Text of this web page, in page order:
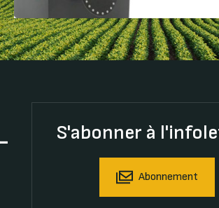
S'abonner à
Abonnement